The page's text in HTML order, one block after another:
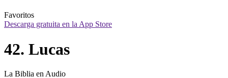
Favoritos
Descarga gratuita en la App Store
42. Lucas
La Biblia en Audio